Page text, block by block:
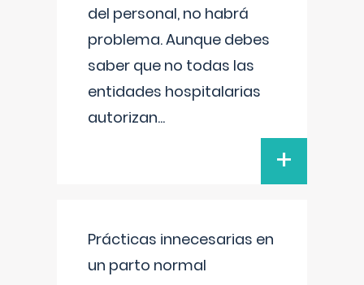
del personal, no habrá
problema. Aunque debes
saber que no todas las
entidades hospitalarias
autorizan...
+
Prácticas innecesarias en
un parto normal